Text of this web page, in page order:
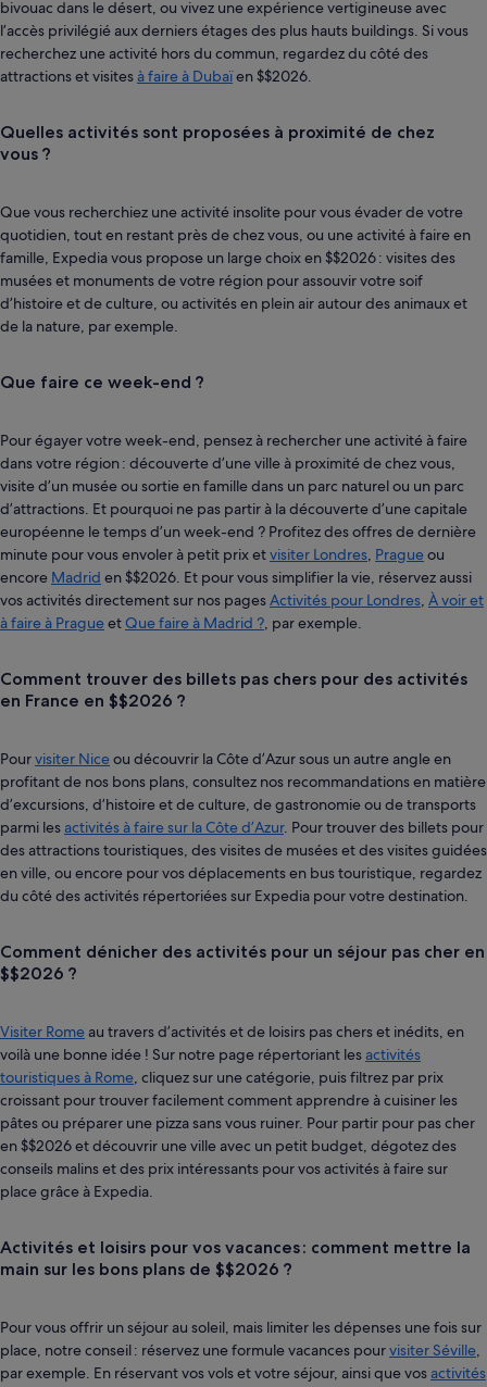
bivouac dans le désert, ou vivez une expérience vertigineuse avec
l’accès privilégié aux derniers étages des plus hauts buildings. Si vous
recherchez une activité hors du commun, regardez du côté des
attractions et visites à faire à Dubaïen $$2026.
Quelles activités sont proposées à proximité de chez
vous ?
Que vous recherchiez une activité insolite pour vous évader de votre
quotidien, tout en restant près de chez vous, ou une activité à faire en
famille, Expedia vous propose un large choix en $$2026 : visites des
musées et monuments de votre région pour assouvir votre soif
d’histoire et de culture, ou activités en plein air autour des animaux et
de la nature, par exemple.
Que faire ce week-end ?
Pour égayer votre week-end, pensez à rechercher une activité à faire
dans votre région : découverte d’une ville à proximité de chez vous,
visite d’un musée ou sortie en famille dans un parc naturel ou un parc
d’attractions. Et pourquoi ne pas partir à la découverte d’une capitale
européenne le temps d’un week-end ? Profitez des offres de dernière
minute pour vous envoler à petit prix etvisiter Londres Pragueou
encore Madrid en $$2026. Et pour vous simplifier la vie, réservez aussi
vos activités directement sur nos pagesActivités pour Londres À voir et
à faire à PragueetQue faire à Madrid ? , par exemple.
Comment trouver des billets pas chers pour des activités
en France en $$2026 ?
Pourvisiter Niceou découvrir la Côte d’Azur sous un autre angle en
profitant de nos bons plans, consultez nos recommandations en matière
d’excursions, d’histoire et de culture, de gastronomie ou de transports
parmi les activités à faire sur la Côte d’Azur. Pour trouver des billets pour
des attractions touristiques, des visites de musées et des visites guidées
en ville, ou encore pour vos déplacements en bus touristique, regardez
du côté des activités répertoriées sur Expedia pour votre destination.
Comment dénicher des activités pour un séjour pas cher en
$$2026 ?
Visiter Rome au travers d’activités et de loisirs pas chers et inédits, en
voilà une bonne idée ! Sur notre page répertoriant les activités
touristiques à Rome , cliquez sur une catégorie, puis filtrez par prix
croissant pour trouver facilement comment apprendre à cuisiner les
pâtes ou préparer une pizza sans vous ruiner. Pour partir pour pas cher
en $$2026 et découvrir une ville avec un petit budget, dégotez des
conseils malins et des prix intéressants pour vos activités à faire sur
place grâce à Expedia.
Activités et loisirs pour vos vacances : comment mettre la
main sur les bons plans de $$2026 ?
Pour vous offrir un séjour au soleil, mais limiter les dépenses une fois sur
place, notre conseil : réservez une formule vacances pourvisiter Séville
par exemple. En réservant vos vols et votre séjour, ainsi que vos activités